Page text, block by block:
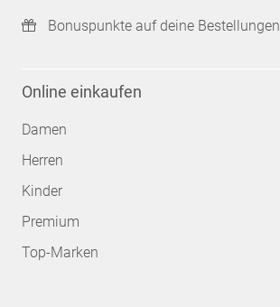
Bonuspunkte auf deine Bestellungen
Online einkaufen
Damen
Herren
Kinder
Premium
Top-Marken